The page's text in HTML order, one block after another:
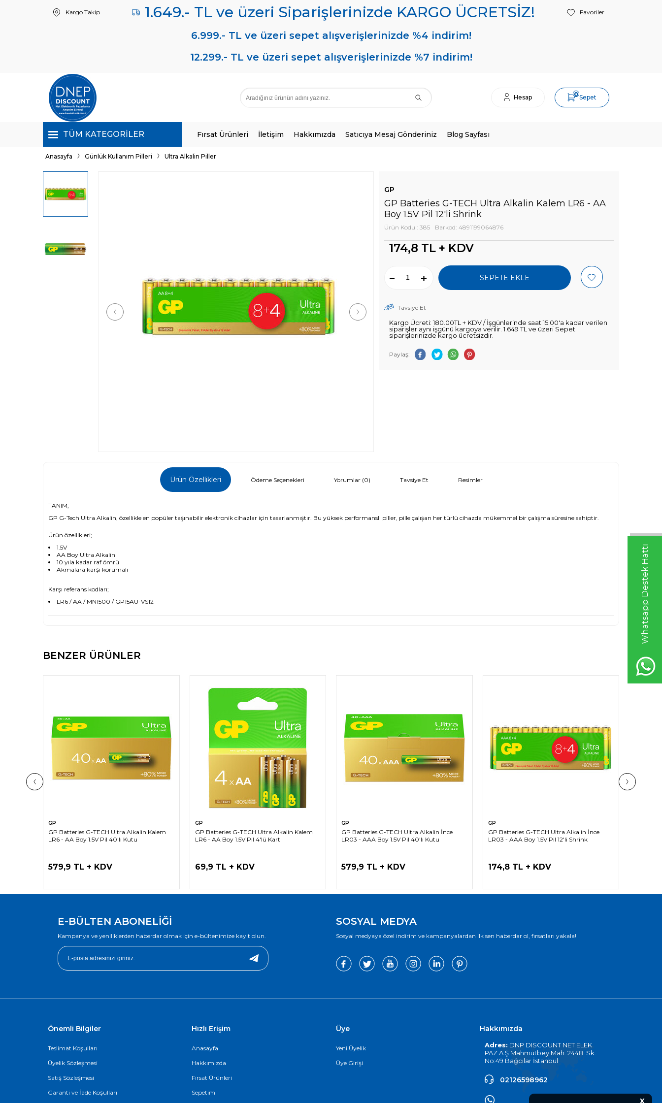
Whatsapp Destek Hattı
X
Kargo Takip 1.649.- TL ve üzeri Siparişlerinizde KARGO ÜCRETSİZ! Favoriler
6.999.- TL ve üzeri sepet alışverişlerinizde %4 indirim!
12.299.- TL ve üzeri sepet alışverişlerinizde %7 indirim!
Hesap 0Sepet
TÜM KATEGORILER Fırsat Ürünleri İletişim Hakkımızda Satıcıya Mesaj Gönderiniz Blog Sayfası
Anasayfa Günlük Kullanım Pilleri Ultra Alkalin Piller
GP
GP Batteries G-TECH Ultra Alkalin Kalem LR6 - AA
Boy 1.5V Pil 12'li Shrink
Ürün Kodu : 385 Barkod: 4891199064876
174,8 TL + KDV
SEPETE EKLE
Tavsiye Et
Kargo Ücreti: 180.00TL + KDV / İşgünlerinde saat 15.00'a kadar verilen
siparişler aynı işgünü kargoya verilir. 1.649 TL ve üzeri Sepet
siparişlerinizde kargo ücretsizdir.
Paylaş:
Ürün Özellikleri Ödeme Seçenekleri Yorumlar (0) Tavsiye Et Resimler
TANIM;
GP G-Tech Ultra Alkalin, özellikle en popüler taşınabilir elektronik cihazlar için tasarlanmıştır. Bu yüksek performanslı piller, pille çalışan her türlü cihazda mükemmel bir çalışma süresine sahiptir.
Ürün özellikleri;
1.5V
AA Boy Ultra Alkalin
10 yıla kadar raf ömrü
Akmalara karşı korumalı
Karşı referans kodları;
LR6 / AA / MN1500 / GP15AU-VS12
BENZER ÜRÜNLER
GP
GP Batteries G-TECH Ultra Alkalin Kalem
LR6 - AA Boy 1.5V Pil 40'lı Kutu
579,9 TL + KDV
GP
GP Batteries G-TECH Ultra Alkalin Kalem
LR6 - AA Boy 1.5V Pil 4'lü Kart
69,9 TL + KDV
GP
GP Batteries G-TECH Ultra Alkalin İnce
LR03 - AAA Boy 1.5V Pil 40'lı Kutu
579,9 TL + KDV
GP
GP Batteries G-TECH Ultra Alkalin İnce
LR03 - AAA Boy 1.5V Pil 12'li Shrink
174,8 TL + KDV
E-BÜLTEN ABONELİĞİ
Kampanya ve yeniliklerden haberdar olmak için e-bültenimize kayıt olun.
SOSYAL MEDYA
Sosyal medyaya özel indirim ve kampanyalardan ilk sen haberdar ol, fırsatları yakala!
Önemli Bilgiler
Teslimat Koşulları
Üyelik Sözleşmesi
Satış Sözleşmesi
Garanti ve İade Koşulları
Hızlı Erişim
Anasayfa
Hakkımızda
Fırsat Ürünleri
Sepetim
Üye
Yeni Üyelik
Üye Girişi
Hakkımızda
Adres: DNP DISCOUNT NET ELEK
PAZ.A.Ş Mahmutbey Mah. 2448. Sk.
No:49 Bağcılar İstanbul
02126598962